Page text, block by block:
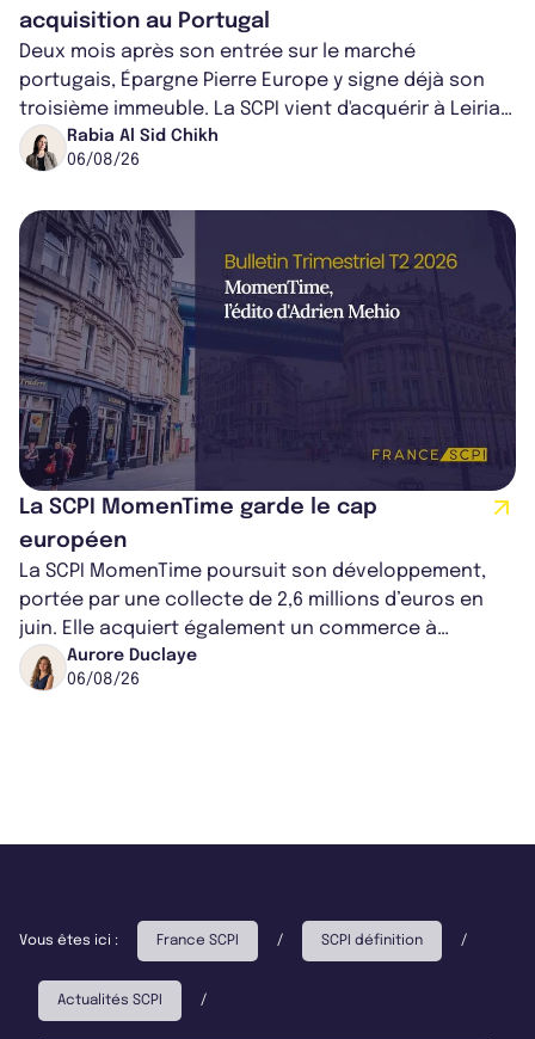
acquisition au Portugal
Deux mois après son entrée sur le marché
portugais, Épargne Pierre Europe y signe déjà son
troisième immeuble. La SCPI vient d'acquérir à Leiria,
dans le centre du pays, un établis...
Rabia Al Sid Chikh
06/08/26
La SCPI MomenTime garde le cap
européen
La SCPI MomenTime poursuit son développement,
portée par une collecte de 2,6 millions d’euros en
juin. Elle acquiert également un commerce à
Worcester, place une plateforme logisti...
Aurore Duclaye
06/08/26
Vous êtes ici : France SCPI / SCPI définition /
Actualités SCPI /